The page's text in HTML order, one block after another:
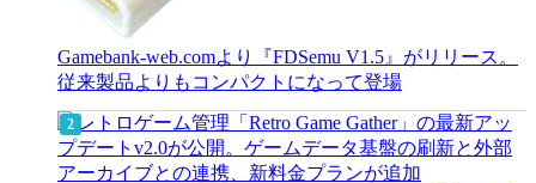
Gamebank-web.comより『FDSemu V1.5』がリリース。
従来製品よりもコンパクトになって登場